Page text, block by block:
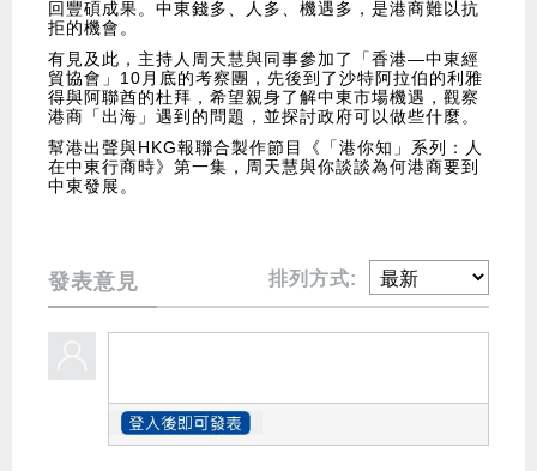
回豐碩成果。中東錢多、人多、機遇多，是港商難以抗
拒的機會。
有見及此，主持人周天慧與同事參加了「香港—中東經
貿協會」10月底的考察團，先後到了沙特阿拉伯的利雅
得與阿聯酋的杜拜，希望親身了解中東市場機遇，觀察
港商「出海」遇到的問題，並探討政府可以做些什麼。
幫港出聲與HKG報聯合製作節目《「港你知」系列：人
在中東行商時》第一集，周天慧與你談談為何港商要到
中東發展。
發表意見 排列方式: